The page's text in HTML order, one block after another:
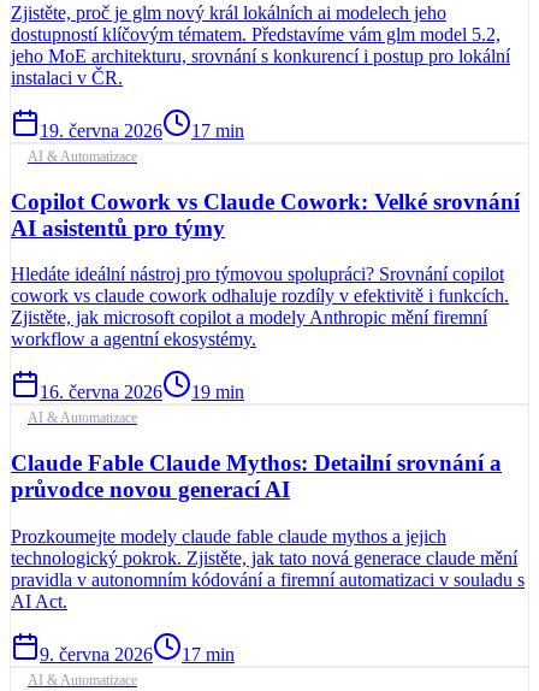
Zjistěte, proč je glm nový král lokálních ai modelech jeho
dostupností klíčovým tématem. Představíme vám glm model 5.2,
jeho MoE architekturu, srovnání s konkurencí i postup pro lokální
instalaci v ČR.
19. června 2026 17 min
AI & Automatizace
Copilot Cowork vs Claude Cowork: Velké srovnání
AI asistentů pro týmy
Hledáte ideální nástroj pro týmovou spolupráci? Srovnání copilot
cowork vs claude cowork odhaluje rozdíly v efektivitě i funkcích.
Zjistěte, jak microsoft copilot a modely Anthropic mění firemní
workflow a agentní ekosystémy.
16. června 2026 19 min
AI & Automatizace
Claude Fable Claude Mythos: Detailní srovnání a
průvodce novou generací AI
Prozkoumejte modely claude fable claude mythos a jejich
technologický pokrok. Zjistěte, jak tato nová generace claude mění
pravidla v autonomním kódování a firemní automatizaci v souladu s
AI Act.
9. června 2026 17 min
AI & Automatizace